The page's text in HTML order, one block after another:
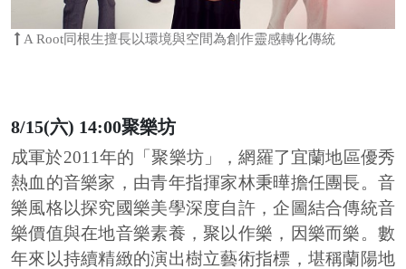
A Root同根生擅長以環境與空間為創作靈感轉化傳統
8/15(六) 14:00聚樂坊
成軍於2011年的「聚樂坊」，網羅了宜蘭地區優秀
熱血的音樂家，由青年指揮家林秉曄擔任團長。音
樂風格以探究國樂美學深度自許，企圖結合傳統音
樂價值與在地音樂素養，聚以作樂，因樂而樂。數
年來以持續精緻的演出樹立藝術指標，堪稱蘭陽地